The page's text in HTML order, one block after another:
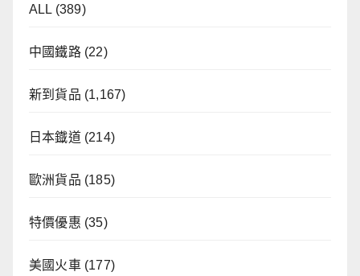
ALL(389)
中國鐵路(22)
新到貨品 (1,167)
日本鐡道(214)
歐洲貨品 (185)
特價優惠 (35)
美國火車(177)